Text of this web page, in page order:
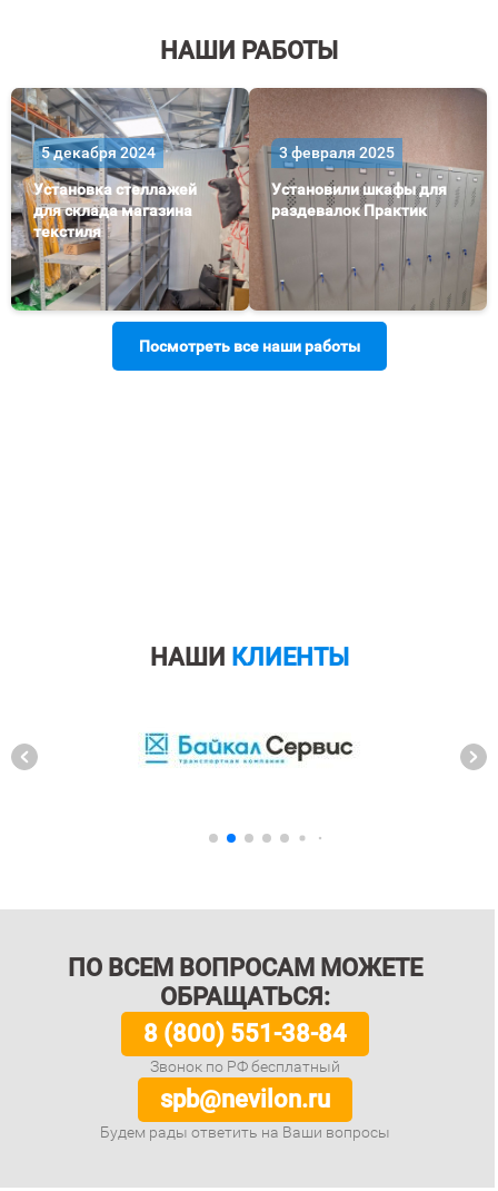
НАШИ РАБОТЫ
5 декабря 2024
Установка стеллажей
для склада магазина
текстиля
3 февраля 2025
Установили шкафы для
раздевалок Практик
Посмотреть все наши работы
НАШИ КЛИЕНТЫ
ПО ВСЕМ ВОПРОСАМ МОЖЕТЕ
ОБРАЩАТЬСЯ:
8 (800) 551-38-84
Звонок по РФ бесплатный
spb@nevilon.ru
Будем рады ответить на Ваши вопросы